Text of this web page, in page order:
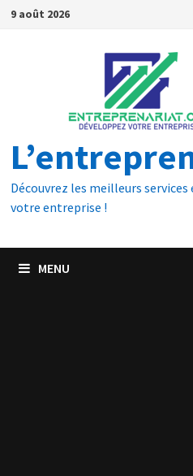
9 août 2026
Découvrez les meilleurs
votre entreprise !
MENU